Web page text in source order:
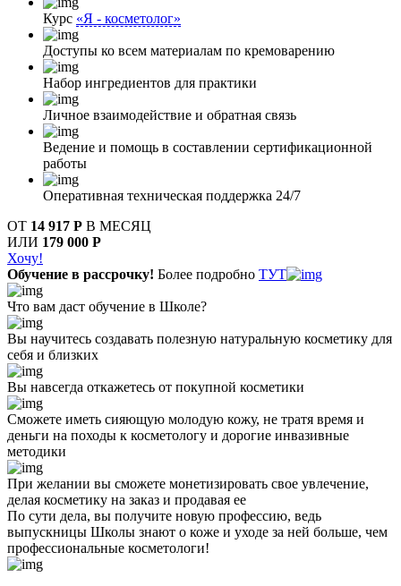
Курс «Я - косметолог»
Доступы ко всем материалам по кремоварению
Набор ингредиентов для практики
Личное взаимодействие и обратная связь
Ведение и помощь в составлении сертификационной
работы
Оперативная техническая поддержка 24/7
ОТ 14 917 Р В МЕСЯЦ
ИЛИ 179 000 Р
Хочу!
Обучение в рассрочку! Более подробно ТУТ
Что вам даст обучение в Школе?
Вы научитесь создавать полезную натуральную косметику для
себя и близких
Вы навсегда откажетесь от покупной косметики
Сможете иметь сияющую молодую кожу, не тратя время и
деньги на походы к косметологу и дорогие инвазивные
методики
При желании вы сможете монетизировать свое увлечение,
делая косметику на заказ и продавая ее
По сути дела, вы получите новую профессию, ведь
выпускницы Школы знают о коже и уходе за ней больше, чем
профессиональные косметологи!